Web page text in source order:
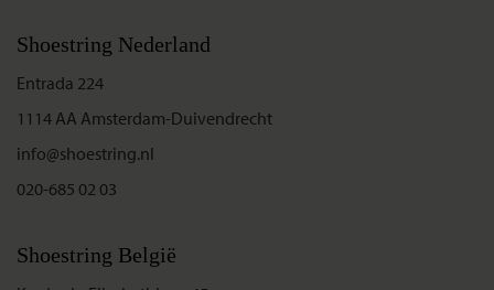
Shoestring Nederland
Entrada 224
1114 AA Amsterdam-Duivendrecht
info@shoestring.nl
020-685 02 03
Shoestring België